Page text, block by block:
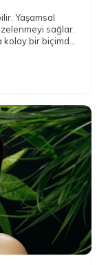
Yaşamsal
sağlar.
bir biçimde